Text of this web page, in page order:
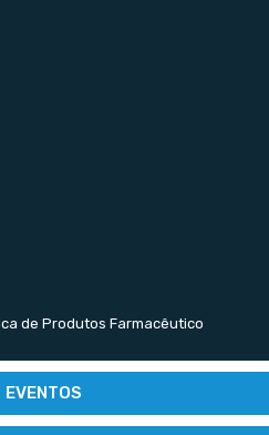
de Produtos Farmacêutico
EVENTOS